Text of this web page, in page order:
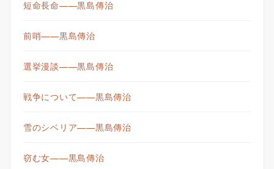
短命長命——黒島傳治
前哨——黒島傳治
選挙漫談——黒島傳治
戦争について——黒島傳治
雪のシベリア——黒島傳治
窃む女——黒島傳治